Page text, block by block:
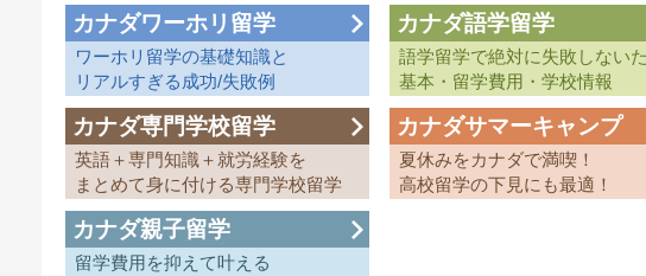
カナダワーホリ留学
ワーホリ留学の基礎知識と
リアルすぎる成功/失敗例
カナダ語学留学
語学留学で絶対に失敗しない
基本・留学費用・学校情報
カナダ専門学校留学
英語＋専門知識＋就労経験を
まとめて身に付ける専門学校留学
カナダサマーキャンプ
夏休みをカナダで満喫！
高校留学の下見にも最適！
カナダ親子留学
留学費用を抑えて叶える